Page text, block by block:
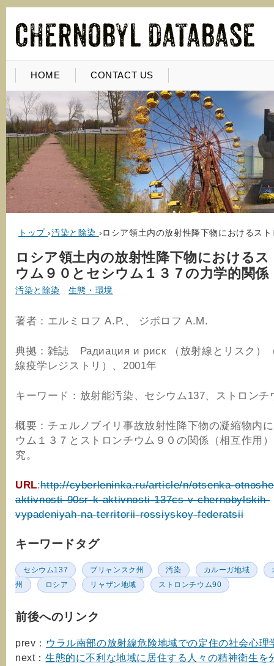
HOME CONTACT US
トップ ›汚染と除染 ›ロシア領土内の放射性降下物におけるス
ロシア領土内の放射性降下物における
ウム９０とセシウム１３７の力学的関係
汚染と除染 , 生態・環境
著者：エルミロフ A.P.、 ジボロフ A.M.
典拠：雑誌 Радиация и риск （放射線とリスク）
線疫学レジストリ）、2001年
キーワード：放射能汚染、セシウム137、ストロンチ
概要：チェルノブイリ事故放射性降下物の凝縮物内
ウム１３７とストロンチウム９０の関係（相互作用
究。
URL:http://cyberleninka.ru/article/n/otsenka-
aktivnosti-90sr-k-aktivnosti-137cs-v-chernobylskih-
vypadeniyah-na-territorii-rossiyskoy-federatsii
キーワードタグ
セシウム137 ブリャンスク州 汚染 カルーガ地域
州
ロシア リャザン地域 ストロンチウム90
前後へのリンク
prev： ウラル南部の放射線危険地域での定住の社会心理
next： 生態的に不利な地域に居住する人々の精神衛生を